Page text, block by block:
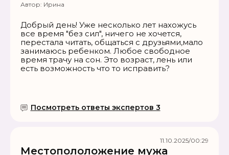
Автор: Ирина
Добрый день! Уже несколько лет нахожусь
все время "без сил", ничего не хочется,
перестала читать, общаться с друзьями,мало
занимаюсь ребенком. Любое свободное
время трачу на сон. Это возраст, лень или
есть возможность что то исправить?
Посмотреть ответы экспертов 3
Местопололожение мужа
11.10.2025/00:29